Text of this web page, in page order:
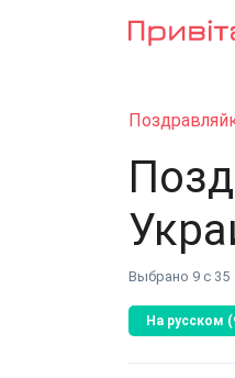
Выбрано 9 с 35
На русском